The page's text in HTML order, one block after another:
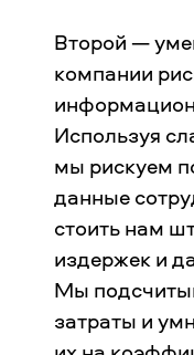
Второй —
компании
Используя
мы рискуем
данные
стоить нам
издержек и
Мы
затраты и